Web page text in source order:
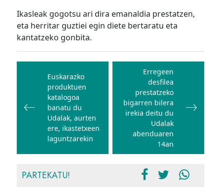
Ikasleak gogotsu ari dira emanaldia prestatzen,
eta herritar guztiei egin diete bertaratu eta
kantatzeko gonbita.
Bidalketetan
zehar
nabigatu
Euskarazko
produktuen
katalogoa
banatu du
Udalak, aurten
ere, ikastetxeen
laguntzarekin
Erregeen
desfilea
prestatzeko
bigarren bilera
irekia deitu du
Udalak
abenduaren
14an
PARTEKATU!